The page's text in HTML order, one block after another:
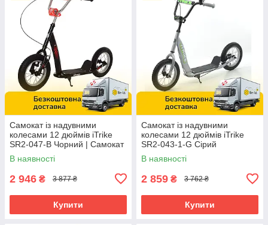
Самокат із надувними
колесами 12 дюймів iTrike
SR2-047-B Чорний | Самокат
для підлітка
В наявності
2 946 ₴ 3 877 ₴
Купити
Самокат із надувними
колесами 12 дюймів iTrike
SR2-043-1-G Сірий
В наявності
2 859 ₴ 3 762 ₴
Купити